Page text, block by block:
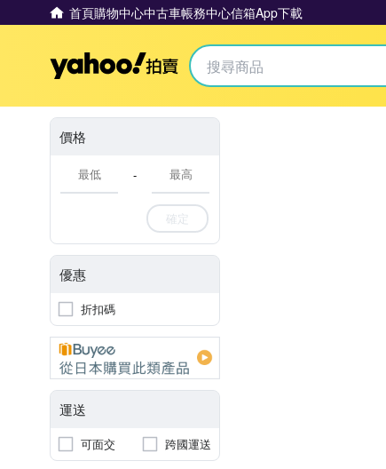
首頁購物中心中古車帳務中心信箱App下載
Yahoo拍賣
價格
-
確定
優惠
折扣碼
運送
可面交 跨國運送